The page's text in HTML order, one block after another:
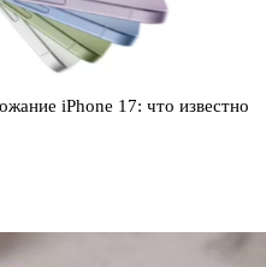
iPhone 17: что известно